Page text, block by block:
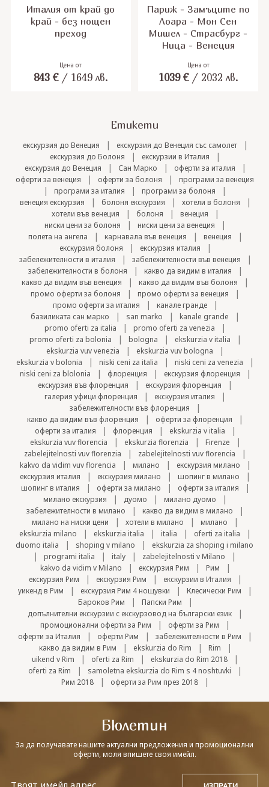
Италия от край до
край - без нощен
преход
Цена от
843 €/ 1649 лв.
Париж - Замъците по
Лоара - Мон Сен
Мишел - Страсбург -
Ница - Венеция
Цена от
1039 €/ 2032 лв.
Етикети
екскурзия до Венеция | екскурзия до Венеция със самолет |
екскурзия до Болоня | екскурзии в Италия |
екскурзия до Венеция | Сан Марко | оферти за италия |
оферти за венеция | оферти за болоня | програми за венеция
| програми за италия | програми за болоня |
венеция екскурзия | болоня екскурзия | хотели в болоня |
хотели във венеция | болоня | венеция |
ниски цени за болоня | ниски цени за венеция |
полета на ангела | карнавала във венеция | венеция |
екскурзия болоня | екскурзия италия |
забележителности в италия | забележителности във венеция |
забележителности в болоня | какво да видим в италия |
какво да видим във венеция | какво да видим във болоня |
промо оферти за болоня | промо оферти за венеция |
промо оферти за италия | канале гранде |
базиликата сан марко | san marko | kanale grande |
promo oferti za italia | promo oferti za venezia |
promo oferti za bolonia | bologna | ekskurzia v italia |
ekskurzia vuv venezia | ekskurzia vuv bologna |
ekskurzia v bolonia | niski ceni za italia | niski ceni za venezia |
niski ceni za blolonia | флоренция | екскурзия флоренция |
екскурзия във флоренция | екскурзия флоренция |
галерия уфици флоренция | екскурзия италия |
забележителности във флоренция |
какво да видим във флоренция | оферти за флоренция |
оферти за италия | флоренция | ekskurzia v italia |
ekskurzia vuv florencia | ekskurzia florenzia | Firenze |
zabelejitelnosti vuv florenzia | zabelejitelnosti vuv florencia |
kakvo da vidim vuv florencia | милано | екскурзия милано |
екскурзия италия | екскурзия милано | шопинг в милано |
шопинг в италия | оферти за милано | оферти за италия |
милано екскурзия | дуомо | милано дуомо |
забележителности в милано | какво да видим в милано |
милано на ниски цени | хотели в милано | милано |
ekskurzia milano | ekskurzia italia | italia | oferti za italia |
duomo italia | shoping v milano | ekskurzia za shoping i milano
| programi italia | italy | zabelejitelnosti v Milano |
kakvo da vidim v Milano | екскурзия Рим | Рим |
екскурзия Рим | екскурзия Рим | екскурзии в Италия |
уикенд в Рим | екскурзия Рим 4 нощувки | Клесически Рим |
Бароков Рим | Папски Рим |
допълнителни екскурзии с екскурзовод на български език |
промоционални оферти за Рим | оферти за Рим |
оферти за Италия | оферти Рим | забележителности в Рим |
какво да видим в Рим | ekskurzia do Rim | Rim |
uikend v Rim | oferti za Rim | ekskurzia do Rim 2018 |
oferti za Rim | samoletna ekskurzia do Rim s 4 noshtuvki |
Рим 2018 | оферти за Рим през 2018 |
Бюлетин
За да получавате нашите актуални предложения и промоционални
оферти, моля впишете своя имейл.